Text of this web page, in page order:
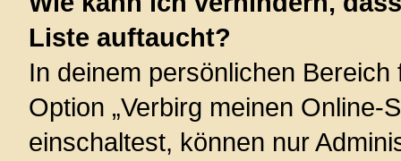
Liste auftaucht?
In deinem persönlichen
Option „Verbirg meinen Online-
einschaltest, können nur